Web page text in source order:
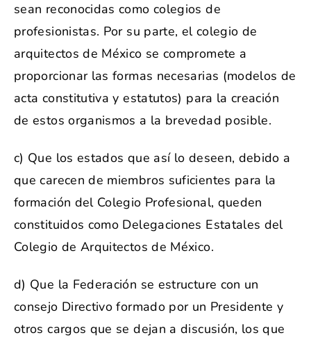
sean reconocidas como colegios de
profesionistas. Por su parte, el colegio de
arquitectos de México se compromete a
proporcionar las formas necesarias (modelos de
acta constitutiva y estatutos) para la creación
de estos organismos a la brevedad posible.
c) Que los estados que así lo deseen, debido a
que carecen de miembros suficientes para la
formación del Colegio Profesional, queden
constituidos como Delegaciones Estatales del
Colegio de Arquitectos de México.
d) Que la Federación se estructure con un
consejo Directivo formado por un Presidente y
otros cargos que se dejan a discusión, los que